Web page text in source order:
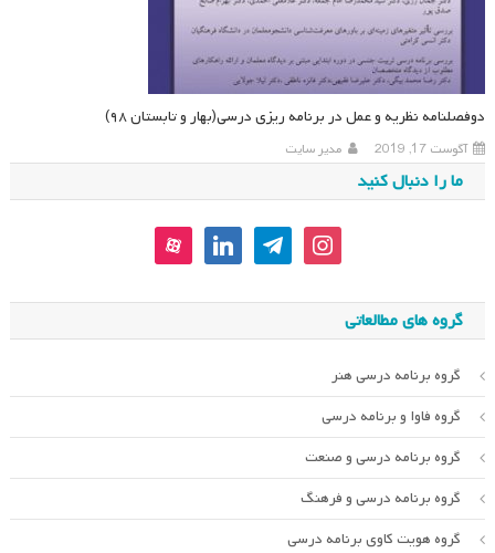
دوفصلنامه نظریه و عمل در برنامه ریزی درسی(بهار و تابستان ۹۸)
آگوست 17, 2019 مدیر سایت
ما را دنبال کنید
instagram
telegram
linkedin
aparat
گروه های مطالعاتی
گروه برنامه درسی هنر
گروه فاوا و برنامه درسی
گروه برنامه درسی و صنعت
گروه برنامه درسی و فرهنگ
گروه هویت کاوی برنامه درسی